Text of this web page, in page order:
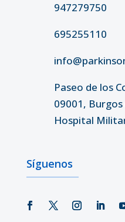
947279750
695255110
Paseo de los
09001,
Hospital
Síguenos